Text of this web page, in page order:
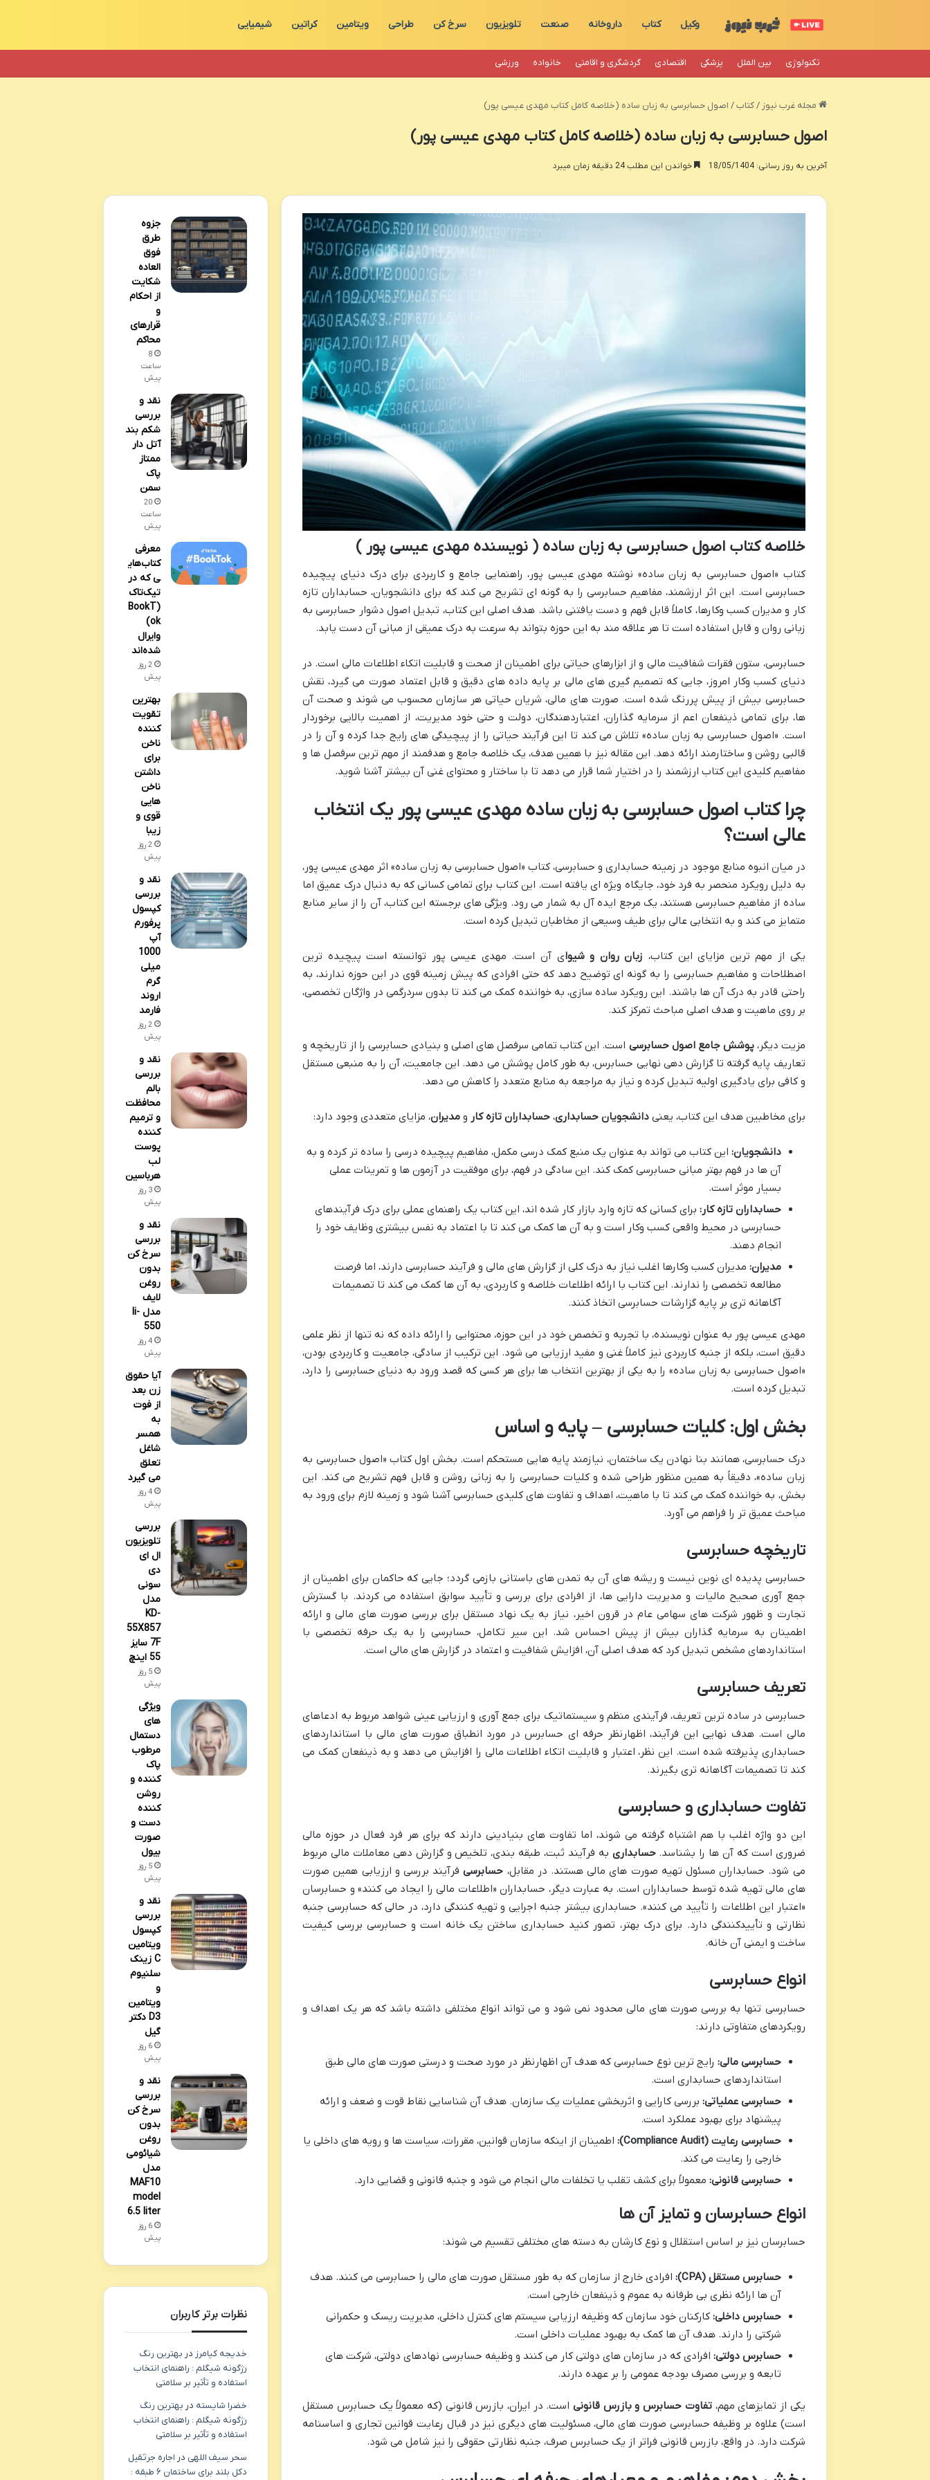
وکیل کتاب داروخانه صنعت تلویزیون سرخ کن طراحی ویتامین کراتین شیمیایی
تکنولوژی بین الملل پزشکی اقتصادی گردشگری و اقامتی خانواده ورزشی
مجله غرب نیوز / کتاب / اصول حسابرسی به زبان ساده (خلاصه کامل کتاب مهدی عیسی پور)
اصول حسابرسی به زبان ساده (خلاصه کامل کتاب مهدی عیسی پور)
آخرین به روز رسانی: 18/05/1404 خواندن این مطلب 24 دقیقه زمان میبرد
خلاصه کتاب اصول حسابرسی به زبان ساده ( نویسنده مهدی عیسی پور )
کتاب «اصول حسابرسی به زبان ساده» نوشته مهدی عیسی پور، راهنمایی جامع و کاربردی برای درک دنیای پیچیده
حسابرسی است. این اثر ارزشمند، مفاهیم حسابرسی را به گونه ای تشریح می کند که برای دانشجویان، حسابداران تازه
کار و مدیران کسب وکارها، کاملاً قابل فهم و دست یافتنی باشد. هدف اصلی این کتاب، تبدیل اصول دشوار حسابرسی به
زبانی روان و قابل استفاده است تا هر علاقه مند به این حوزه بتواند به سرعت به درک عمیقی از مبانی آن دست یابد.
حسابرسی، ستون فقرات شفافیت مالی و از ابزارهای حیاتی برای اطمینان از صحت و قابلیت اتکاء اطلاعات مالی است. در
دنیای کسب وکار امروز، جایی که تصمیم گیری های مالی بر پایه داده های دقیق و قابل اعتماد صورت می گیرد، نقش
حسابرسی بیش از پیش پررنگ شده است. صورت های مالی، شریان حیاتی هر سازمان محسوب می شوند و صحت آن
ها، برای تمامی ذینفعان اعم از سرمایه گذاران، اعتباردهندگان، دولت و حتی خود مدیریت، از اهمیت بالایی برخوردار
است. «اصول حسابرسی به زبان ساده» تلاش می کند تا این فرآیند حیاتی را از پیچیدگی های رایج جدا کرده و آن را در
قالبی روشن و ساختارمند ارائه دهد. این مقاله نیز با همین هدف، یک خلاصه جامع و هدفمند از مهم ترین سرفصل ها و
مفاهیم کلیدی این کتاب ارزشمند را در اختیار شما قرار می دهد تا با ساختار و محتوای غنی آن بیشتر آشنا شوید.
چرا کتاب اصول حسابرسی به زبان ساده مهدی عیسی پور یک انتخاب
عالی است؟
در میان انبوه منابع موجود در زمینه حسابداری و حسابرسی، کتاب «اصول حسابرسی به زبان ساده» اثر مهدی عیسی پور،
به دلیل رویکرد منحصر به فرد خود، جایگاه ویژه ای یافته است. این کتاب برای تمامی کسانی که به دنبال درک عمیق اما
ساده از مفاهیم حسابرسی هستند، یک مرجع ایده آل به شمار می رود. ویژگی های برجسته این کتاب، آن را از سایر منابع
متمایز می کند و به انتخابی عالی برای طیف وسیعی از مخاطبان تبدیل کرده است.
یکی از مهم ترین مزایای این کتاب، زبان روان و شیوای آن است. مهدی عیسی پور توانسته است پیچیده ترین
اصطلاحات و مفاهیم حسابرسی را به گونه ای توضیح دهد که حتی افرادی که پیش زمینه قوی در این حوزه ندارند، به
راحتی قادر به درک آن ها باشند. این رویکرد ساده سازی، به خواننده کمک می کند تا بدون سردرگمی در واژگان تخصصی،
بر روی ماهیت و هدف اصلی مباحث تمرکز کند.
مزیت دیگر،پوشش جامع اصول حسابرسی است. این کتاب تمامی سرفصل های اصلی و بنیادی حسابرسی را از تاریخچه و
تعاریف پایه گرفته تا گزارش دهی نهایی حسابرس، به طور کامل پوشش می دهد. این جامعیت، آن را به منبعی مستقل
و کافی برای یادگیری اولیه تبدیل کرده و نیاز به مراجعه به منابع متعدد را کاهش می دهد.
برای مخاطبین هدف این کتاب، یعنیدانشجویان حسابداری،حسابداران تازه کار ومدیران، مزایای متعددی وجود دارد:
دانشجویان: این کتاب می تواند به عنوان یک منبع کمک درسی مکمل، مفاهیم پیچیده درسی را ساده تر کرده و به
آن ها در فهم بهتر مبانی حسابرسی کمک کند. این سادگی در فهم، برای موفقیت در آزمون ها و تمرینات عملی
بسیار موثر است.
حسابداران تازه کار: برای کسانی که تازه وارد بازار کار شده اند، این کتاب یک راهنمای عملی برای درک فرآیندهای
حسابرسی در محیط واقعی کسب وکار است و به آن ها کمک می کند تا با اعتماد به نفس بیشتری وظایف خود را
انجام دهند.
مدیران: مدیران کسب وکارها اغلب نیاز به درک کلی از گزارش های مالی و فرآیند حسابرسی دارند، اما فرصت
مطالعه تخصصی را ندارند. این کتاب با ارائه اطلاعات خلاصه و کاربردی، به آن ها کمک می کند تا تصمیمات
آگاهانه تری بر پایه گزارشات حسابرسی اتخاذ کنند.
مهدی عیسی پور به عنوان نویسنده، با تجربه و تخصص خود در این حوزه، محتوایی را ارائه داده که نه تنها از نظر علمی
دقیق است، بلکه از جنبه کاربردی نیز کاملاً غنی و مفید ارزیابی می شود. این ترکیب از سادگی، جامعیت و کاربردی بودن،
«اصول حسابرسی به زبان ساده» را به یکی از بهترین انتخاب ها برای هر کسی که قصد ورود به دنیای حسابرسی را دارد،
تبدیل کرده است.
بخش اول: کلیات حسابرسی – پایه و اساس
درک حسابرسی، همانند بنا نهادن یک ساختمان، نیازمند پایه هایی مستحکم است. بخش اول کتاب «اصول حسابرسی به
زبان ساده»، دقیقاً به همین منظور طراحی شده و کلیات حسابرسی را به زبانی روشن و قابل فهم تشریح می کند. این
بخش، به خواننده کمک می کند تا با ماهیت، اهداف و تفاوت های کلیدی حسابرسی آشنا شود و زمینه لازم برای ورود به
مباحث عمیق تر را فراهم می آورد.
تاریخچه حسابرسی
حسابرسی پدیده ای نوین نیست و ریشه های آن به تمدن های باستانی بازمی گردد؛ جایی که حاکمان برای اطمینان از
جمع آوری صحیح مالیات و مدیریت دارایی ها، از افرادی برای بررسی و تأیید سوابق استفاده می کردند. با گسترش
تجارت و ظهور شرکت های سهامی عام در قرون اخیر، نیاز به یک نهاد مستقل برای بررسی صورت های مالی و ارائه
اطمینان به سرمایه گذاران بیش از پیش احساس شد. این سیر تکامل، حسابرسی را به یک حرفه تخصصی با
استانداردهای مشخص تبدیل کرد که هدف اصلی آن، افزایش شفافیت و اعتماد در گزارش های مالی است.
تعریف حسابرسی
حسابرسی در ساده ترین تعریف، فرآیندی منظم و سیستماتیک برای جمع آوری و ارزیابی عینی شواهد مربوط به ادعاهای
مالی است. هدف نهایی این فرآیند، اظهارنظر حرفه ای حسابرس در مورد انطباق صورت های مالی با استانداردهای
حسابداری پذیرفته شده است. این نظر، اعتبار و قابلیت اتکاء اطلاعات مالی را افزایش می دهد و به ذینفعان کمک می
کند تا تصمیمات آگاهانه تری بگیرند.
تفاوت حسابداری و حسابرسی
این دو واژه اغلب با هم اشتباه گرفته می شوند، اما تفاوت های بنیادینی دارند که برای هر فرد فعال در حوزه مالی
ضروری است که آن ها را بشناسد.حسابداری به فرآیند ثبت، طبقه بندی، تلخیص و گزارش دهی معاملات مالی مربوط
می شود. حسابداران مسئول تهیه صورت های مالی هستند. در مقابل، حسابرسیفرآیند بررسی و ارزیابی همین صورت
های مالی تهیه شده توسط حسابداران است. به عبارت دیگر، حسابداران «اطلاعات مالی را ایجاد می کنند» و حسابرسان
«اعتبار این اطلاعات را تأیید می کنند». حسابداری بیشتر جنبه اجرایی و تهیه کنندگی دارد، در حالی که حسابرسی جنبه
نظارتی و تأییدکنندگی دارد. برای درک بهتر، تصور کنید حسابداری ساختن یک خانه است و حسابرسی بررسی کیفیت
ساخت و ایمنی آن خانه.
انواع حسابرسی
حسابرسی تنها به بررسی صورت های مالی محدود نمی شود و می تواند انواع مختلفی داشته باشد که هر یک اهداف و
رویکردهای متفاوتی دارند:
حسابرسی مالی: رایج ترین نوع حسابرسی که هدف آن اظهارنظر در مورد صحت و درستی صورت های مالی طبق
استانداردهای حسابداری است.
حسابرسی عملیاتی: بررسی کارایی و اثربخشی عملیات یک سازمان. هدف آن شناسایی نقاط قوت و ضعف و ارائه
پیشنهاد برای بهبود عملکرد است.
حسابرسی رعایت (Compliance Audit):
اطمینان از اینکه سازمان قوانین، مقررات، سیاست ها و رویه های داخلی یا
خارجی را رعایت می کند.
حسابرسی قانونی: معمولاً برای کشف تقلب یا تخلفات مالی انجام می شود و جنبه قانونی و قضایی دارد.
انواع حسابرسان و تمایز آن ها
حسابرسان نیز بر اساس استقلال و نوع کارشان به دسته های مختلفی تقسیم می شوند:
حسابرس مستقل (CPA):
افرادی خارج از سازمان که به طور مستقل صورت های مالی را حسابرسی می کنند. هدف
آن ها ارائه نظری بی طرفانه به عموم و ذینفعان خارجی است.
حسابرس داخلی: کارکنان خود سازمان که وظیفه ارزیابی سیستم های کنترل داخلی، مدیریت ریسک و حکمرانی
شرکتی را دارند. هدف آن ها کمک به بهبود عملیات داخلی است.
حسابرس دولتی: افرادی که در سازمان های دولتی کار می کنند و وظیفه حسابرسی نهادهای دولتی، شرکت های
تابعه و بررسی مصرف بودجه عمومی را بر عهده دارند.
یکی از تمایزهای مهم،تفاوت حسابرس و بازرس قانونیاست. در ایران، بازرس قانونی (که معمولاً یک حسابرس مستقل
است) علاوه بر وظیفه حسابرسی صورت های مالی، مسئولیت های دیگری نیز در قبال رعایت قوانین تجاری و اساسنامه
شرکت دارد. در واقع، بازرس قانونی فراتر از یک حسابرس صرف، جنبه نظارتی حقوقی را نیز شامل می شود.
جزوه
طرق
فوق
العاده
شکایت
از احکام
و
قرارهای
محاکم
8
ساعت
پیش
نقد و
بررسی
شکم بند
آتل دار
ممتاز
پاک
سمن
20
ساعت
پیش
معرفی
کتاب‌های
ی که در
تیک‌تاک
(BookT
ok)
وایرال
شده‌اند
2 روز
پیش
بهترین
تقویت
کننده
ناخن
برای
داشتن
ناخن
هایی
قوی و
زیبا
2 روز
پیش
نقد و
بررسی
کپسول
پرفورم
آپ
1000
میلی
گرم
اروند
فارمد
2 روز
پیش
نقد و
بررسی
بالم
محافظت
و ترمیم
کننده
پوست
لب
هرباسین
3 روز
پیش
نقد و
بررسی
سرخ کن
بدون
روغن
لایف
مدل li-
550
4 روز
پیش
آیا حقوق
زن بعد
از فوت
به
همسر
شاغل
تعلق
می گیرد
4 روز
پیش
بررسی
تلویزیون
ال ای
دی
سونی
مدل
KD-
55X857
7F سایز
55 اینچ
5 روز
پیش
ویژگی
های
دستمال
مرطوب
پاک
کننده و
روشن
کننده
دست و
صورت
بیول
5 روز
پیش
نقد و
بررسی
کپسول
ویتامین
C زینک
سلنیوم
و
ویتامین
D3 دکتر
گیل
6 روز
پیش
نقد و
بررسی
سرخ کن
بدون
روغن
شیائومی
مدل
MAF10
model
6.5 liter
6 روز
پیش
نظرات برتر کاربران
خدیجه کیامرز در بهترین رنگ
رژگونه شیگلم : راهنمای انتخاب
استفاده و تأثیر بر سلامتی
خضرا شایسته در بهترین رنگ
رژگونه شیگلم : راهنمای انتخاب
استفاده و تأثیر بر سلامتی
سحر سیف اللهی در اجاره جرثقیل
دکل بلند برای ساختمان ۶ طبقه :